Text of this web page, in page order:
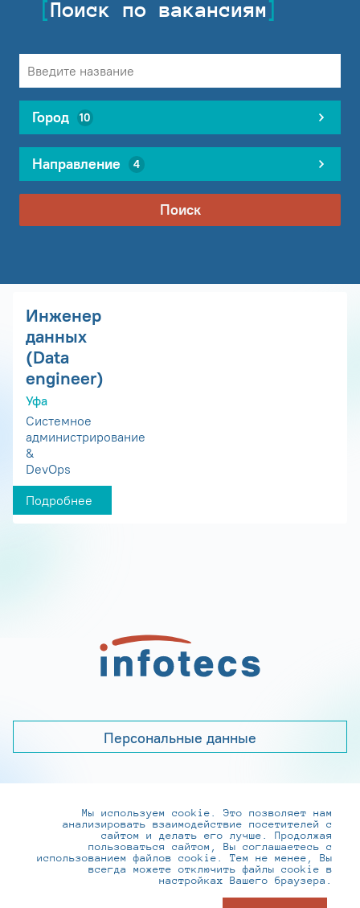
Поиск по вакансиям
Город 10
Направление 4
Поиск
Инженер
данных
(Data
engineer)
Уфа
Системное
администрирование
&
DevOps
Подробнее
Персональные данные
+7 (495) 737-6192, 8-800-250-0-260
practice@infotecs.ru,hr@infotecs.ru
127273, г. Москва, Отрадная ул., 2Б строение 1
Мы используем cookie. Это позволяет нам
анализировать взаимодействие посетителей с
сайтом и делать его лучше. Продолжая
пользоваться сайтом, Вы соглашаетесь с
использованием файлов cookie. Тем не менее, Вы
всегда можете отключить файлы cookie в
настройках Вашего браузера.